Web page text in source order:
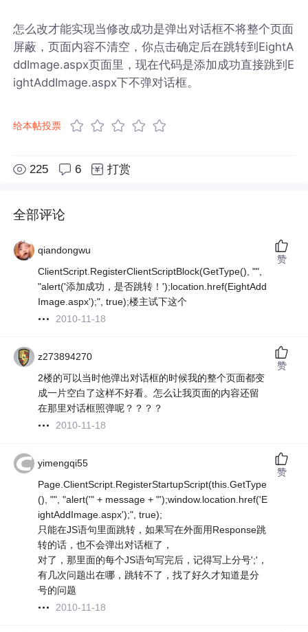
怎么改才能实现当修改成功是弹出对话框不将整个页面
屏蔽，页面内容不清空，你点击确定后在跳转到EightA
ddImage.aspx页面里，现在代码是添加成功直接跳到E
ightAddImage.aspx下不弹对话框。
给本帖投票
225 6 打赏
全部评论
qiandongwu
ClientScript.RegisterClientScriptBlock(GetType(), "",
"alert('添加成功，是否跳转！');location.href(EightAdd
Image.aspx');", true);楼主试下这个
2010-11-18
赞
z273894270
2楼的可以当时他弹出对话框的时候我的整个页面都变
成一片空白了这样不好看。怎么让我页面的内容还留
在那里对话框照弹呢？？？？
2010-11-18
赞
yimengqi55
Page.ClientScript.RegisterStartupScript(this.GetType
(), "", "alert('" + message + "');window.location.href('E
ightAddImage.aspx');", true);
只能在JS语句里面跳转，如果写在外面用Response跳
转的话，也不会弹出对话框了，
对了，那里面的每个JS语句写完后，记得写上分号';'，
有几次问题出在哪，跳转不了，找了好久才知道是分
号的问题
2010-11-18
赞